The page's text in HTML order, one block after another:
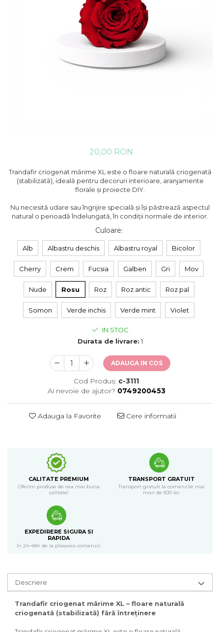
20,00 RON
Trandafir criogenat mărime XL este o floare naturală criogenată
(stabilizată), ideală pentru decoruri interioare, aranjamente
florale și proiecte DIY.
Nu necesită udare sau îngrijire specială și își păstrează aspectul
natural o perioadă îndelungată, în condiții normale de interior.
Culoare:
Alb Albastru deschis Albastru royal Bicolor
Cherry Crem Fucsia Galben Gri Mov
Nude Rosu Roz Roz antic Roz pal
Somon Verde inchis Verde mint Violet
IN STOC
Durata de livrare: 1
ADAUGA IN COS
Cod Produs: c-3111
Ai nevoie de ajutor? 0749200453
Adauga la Favorite Cere informatii
CALITATE PREMIUM
Oferim produse de cea mai buna
calitate!
TRANSPORT GRATUIT
Transport gratuit la comenzile mai
mari de 500 lei.
EXPEDIRERE SIGURA SI
RAPIDA
In 24-48h de la plasarea comenzii.
Descriere
Trandafir criogenat mărime XL – floare naturală
criogenată (stabilizată) fără întreținere